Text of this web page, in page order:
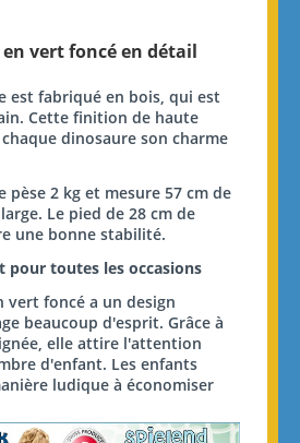
vert foncé en détail
est fabriqué en bois, qui est
Cette finition de haute
dinosaure son charme
2 kg et mesure 57 cm de
Le pied de 28 cm de
une bonne stabilité.
pour toutes les occasions
vert foncé a un design
beaucoup d'esprit. Grâce à
elle attire l'attention
d'enfant. Les enfants
ludique à économiser